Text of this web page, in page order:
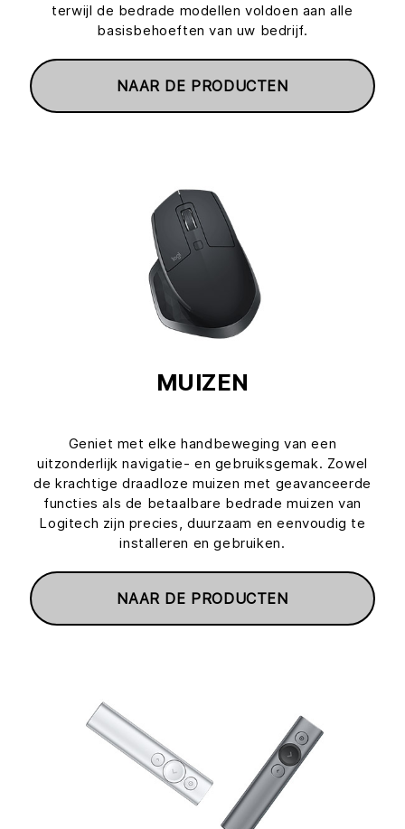
terwijl de bedrade modellen voldoen aan alle
basisbehoeften van uw bedrijf.
NAAR DE PRODUCTEN
MUIZEN
Geniet met elke handbeweging van een
uitzonderlijk navigatie- en gebruiksgemak. Zowel
de krachtige draadloze muizen met geavanceerde
functies als de betaalbare bedrade muizen van
Logitech zijn precies, duurzaam en eenvoudig te
installeren en gebruiken.
NAAR DE PRODUCTEN